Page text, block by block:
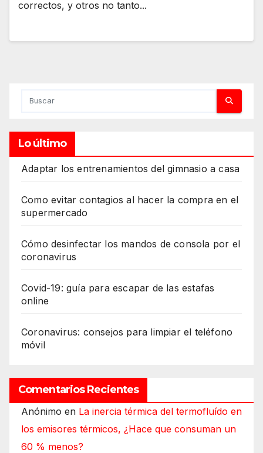
correctos, y otros no tanto...
Lo último
Adaptar los entrenamientos del gimnasio a casa
Como evitar contagios al hacer la compra en el
supermercado
Cómo desinfectar los mandos de consola por el
coronavirus
Covid-19: guía para escapar de las estafas
online
Coronavirus: consejos para limpiar el teléfono
móvil
Comentarios Recientes
Anónimo en La inercia térmica del termofluído en
los emisores térmicos, ¿Hace que consuman un
60 % menos?